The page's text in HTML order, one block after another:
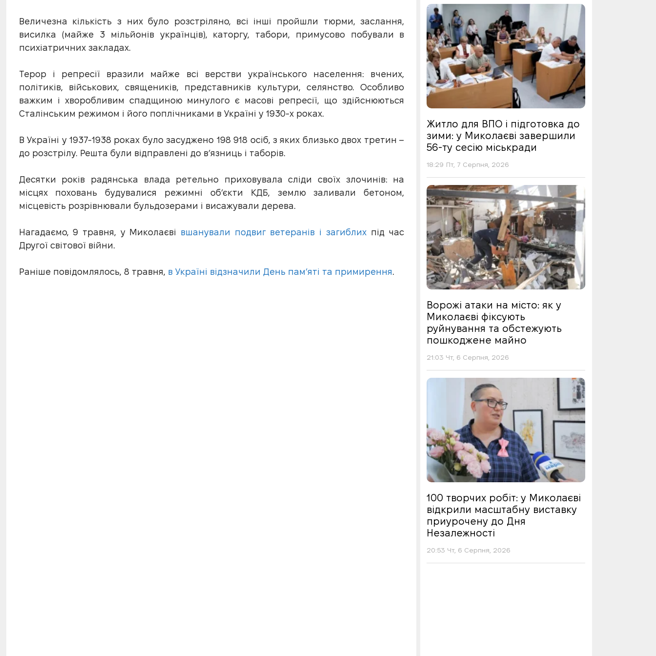
Величезна кількість з них було розстріляно, всі інші пройшли тюрми, заслання,
висилка (майже 3 мільйонів українців), каторгу, табори, примусово побували в
психіатричних закладах.
Терор і репресії вразили майже всі верстви українського населення: вчених,
політиків, військових, священиків, представників культури, селянство. Особливо
важким і хворобливим спадщиною минулого є масові репресії, що здійснюються
Сталінським режимом і його поплічниками в Україні у 1930-х роках.
В Україні у 1937-1938 роках було засуджено 198 918 осіб, з яких близько двох третин –
до розстрілу. Решта були відправлені до в’язниць і таборів.
Десятки років радянська влада ретельно приховувала сліди своїх злочинів: на
місцях поховань будувалися режимні об’єкти КДБ, землю заливали бетоном,
місцевість розрівнювали бульдозерами і висажували дерева.
Нагадаємо, 9 травня, у Миколаєві вшанували подвиг ветеранів і загиблих під час
Другої світової війни.
Раніше повідомлялось, 8 травня, в Україні відзначили День пам’яті та примирення.
Житло для ВПО і підготовка до
зими: у Миколаєві завершили
56-ту сесію міськради
18:29 Пт, 7 Серпня, 2026
Ворожі атаки на місто: як у
Миколаєві фіксують
руйнування та обстежують
пошкоджене майно
21:03 Чт, 6 Серпня, 2026
100 творчих робіт: у Миколаєві
відкрили масштабну виставку
приурочену до Дня
Незалежності
20:53 Чт, 6 Серпня, 2026